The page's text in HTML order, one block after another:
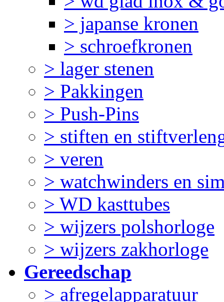
> japanse kronen
> schroefkronen
> lager stenen
> Pakkingen
> Push-Pins
> stiften en
> veren
> watchwinders en
> WD kasttubes
> wijzers polshorloge
> wijzers zakhorloge
Gereedschap
> afregelapparatuur